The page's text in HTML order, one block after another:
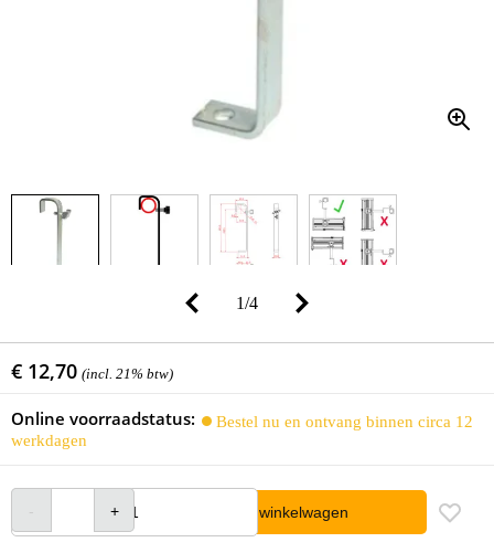
1/4
€ 12,70 (incl. 21% btw)
Online voorraadstatus:
Bestel nu en ontvang binnen circa 12
werkdagen
In winkelwagen